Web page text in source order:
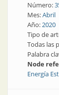
Número:
Mes:Abril
Año:2020
Tipo de
Todas las
Palabra
Node
Energía